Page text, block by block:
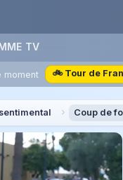
TV
moment 🚲 Tour de
Coup de